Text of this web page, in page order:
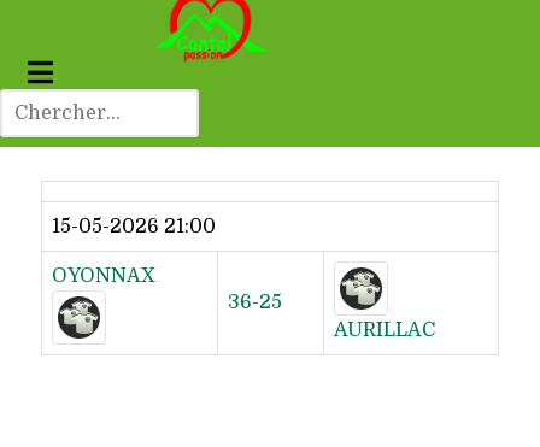
Dernier résultat
15-05-2026 21:00
OYONNAX
36-25
AURILLAC